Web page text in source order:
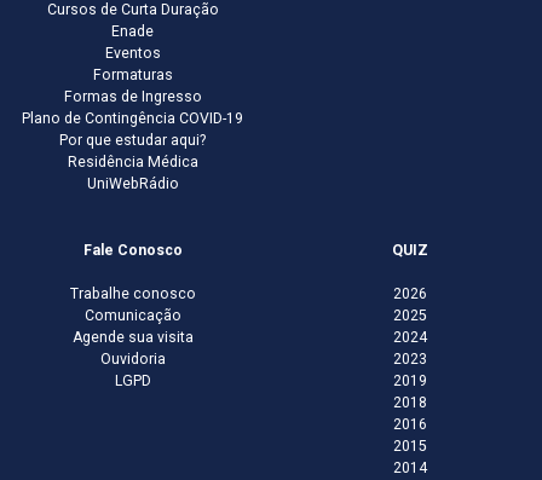
Cursos de Curta Duração
Enade
Eventos
Formaturas
Formas de Ingresso
Plano de Contingência COVID-19
Por que estudar aqui?
Residência Médica
UniWebRádio
Fale Conosco
Trabalhe conosco
Comunicação
Agende sua visita
Ouvidoria
LGPD
QUIZ
2026
2025
2024
2023
2019
2018
2016
2015
2014